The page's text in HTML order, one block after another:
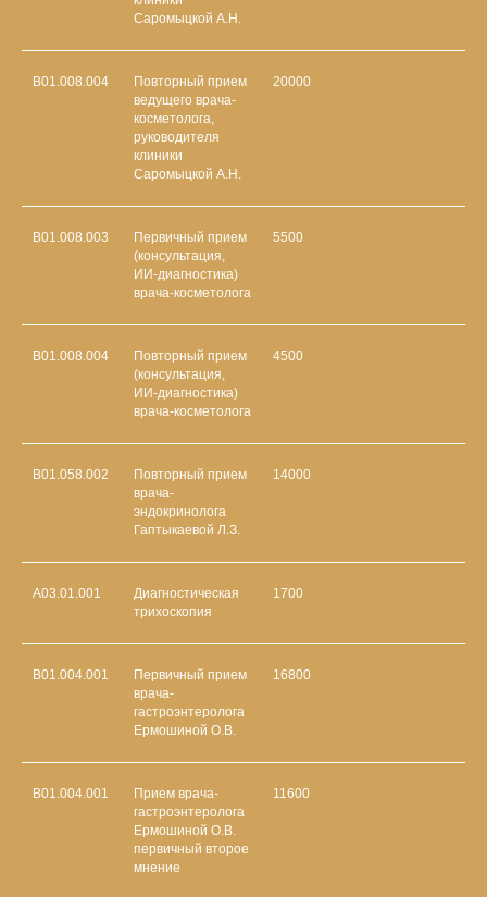
Саромыцкой А.Н.
B01.008.004
Повторный прием
ведущего врача-
косметолога,
руководителя
клиники
Саромыцкой А.Н.
20000
B01.008.003
Первичный прием
(консультация,
ИИ-диагностика)
врача-косметолога
5500
B01.008.004
Повторный прием
(консультация,
ИИ-диагностика)
врача-косметолога
4500
B01.058.002
Повторный прием
врача-
эндокринолога
Гаптыкаевой Л.З.
14000
А03.01.001
Диагностическая
трихоскопия
1700
В01.004.001
Первичный прием
врача-
гастроэнтеролога
Ермошиной О.В.
16800
В01.004.001
Прием врача-
гастроэнтеролога
Ермошиной О.В.
первичный второе
мнение
11600